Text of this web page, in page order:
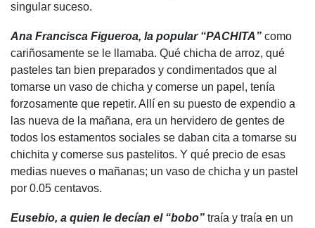
singular suceso.
Ana Francisca Figueroa, la popular “PACHITA” como
cariñosamente se le llamaba. Qué chicha de arroz, qué
pasteles tan bien preparados y condimentados que al
tomarse un vaso de chicha y comerse un papel, tenía
forzosamente que repetir. Allí en su puesto de expendio a
las nueva de la mañana, era un hervidero de gentes de
todos los estamentos sociales se daban cita a tomarse su
chichita y comerse sus pastelitos. Y qué precio de esas
medias nueves o mañanas; un vaso de chicha y un pastel
por 0.05 centavos.
Eusebio, a quien le decían el “bobo” traía y traía en un